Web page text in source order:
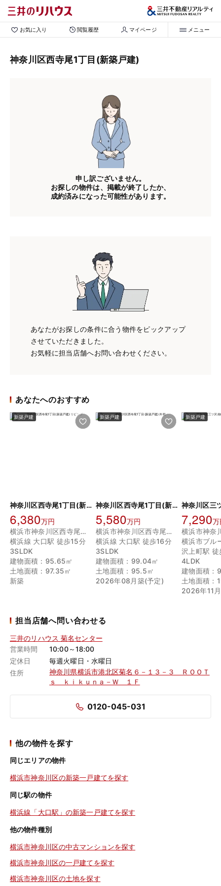
お気に入り 閲覧履歴 マイページ メニュー
神奈川区西寺尾1丁目(新築戸建)
申し訳ございません。
お探しの物件は、掲載が終了したか、
成約済みになった可能性があります。
あなたがお探しの条件に合う物件をピックアップ
させていただきました。
お気軽に担当店舗へお問い合わせください。
あなたへのおすすめ
新築戸建
神奈川区西寺尾1丁目(新築戸建)
6,380万円
横浜市神奈川区西寺尾１丁目
横浜線 大口駅 徒歩15分
3SLDK
建物面積：95.65㎡
土地面積：97.35㎡
新築
新築戸建
神奈川区西寺尾1丁目(新築戸建)
5,580万円
横浜市神奈川区西寺尾１丁目
横浜線 大口駅 徒歩16分
3SLDK
建物面積：99.04㎡
土地面積：95.5㎡
2026年08月築(予定)
新築戸建
7,290万
横浜市ブル
沢上町駅
4LDK
建物面積：
土地面積：
2026年11
担当店舗へ問い合わせる
三井のリハウス 菊名センター
営業時間
10:00～18:00
定休日
毎週火曜日・水曜日
住所
神奈川県横浜市港北区菊名６－１３－３ ＲＯＯＴ
ｓ ｋｉｋｕｎａ－Ｗ １Ｆ
0120-045-031
他の物件を探す
同じエリアの物件
横浜市神奈川区の新築一戸建てを探す
同じ駅の物件
横浜線「大口駅」の新築一戸建てを探す
他の物件種別
横浜市神奈川区の中古マンションを探す
横浜市神奈川区の一戸建てを探す
横浜市神奈川区の土地を探す